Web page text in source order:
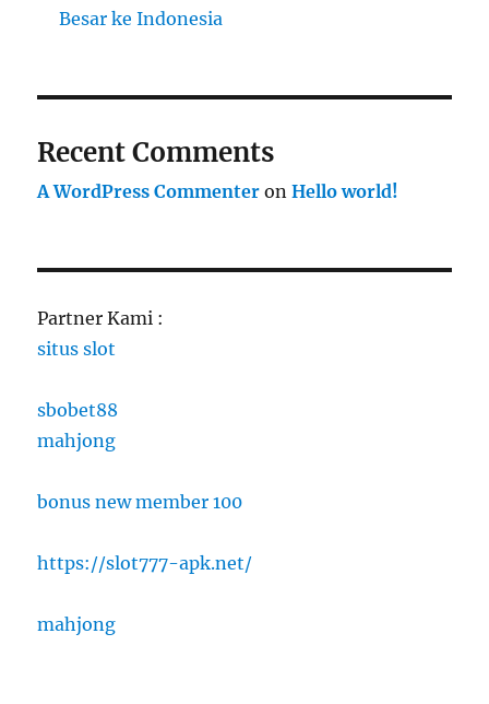
Besar ke Indonesia
Recent Comments
A WordPress Commenter onHello world!
Partner Kami :
situs slot
sbobet88
mahjong
bonus new member 100
https://slot777-apk.net/
mahjong